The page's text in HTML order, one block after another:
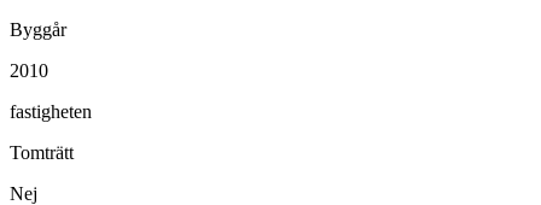
Byggår
2010
fastigheten
Tomträtt
Nej